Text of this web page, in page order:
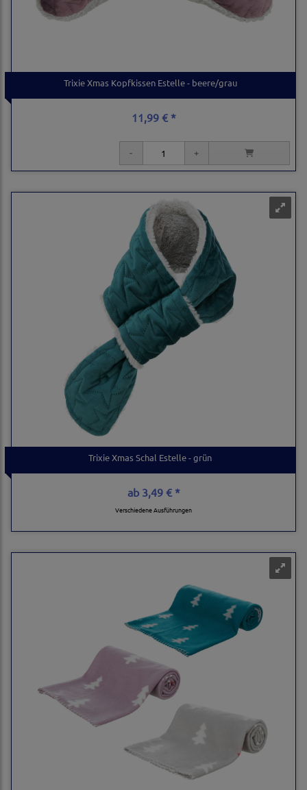
Trixie Xmas Kopfkissen Estelle - beere/grau
11,99 € *
Trixie Xmas Schal Estelle - grün
ab3,49 € *
Verschiedene Ausführungen